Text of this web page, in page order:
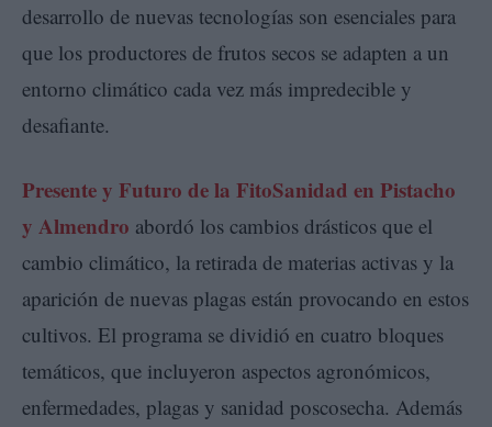
desarrollo de nuevas tecnologías son esenciales para
que los productores de frutos secos se adapten a un
entorno climático cada vez más impredecible y
desafiante.
Presente y Futuro de la FitoSanidad en Pistacho
y Almendro abordó los cambios drásticos que el
cambio climático, la retirada de materias activas y la
aparición de nuevas plagas están provocando en estos
cultivos. El programa se dividió en cuatro bloques
temáticos, que incluyeron aspectos agronómicos,
enfermedades, plagas y sanidad poscosecha. Además